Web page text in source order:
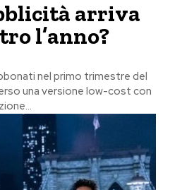
arriva
l’anno?
nel primo trimestre del
una versione low-cost con